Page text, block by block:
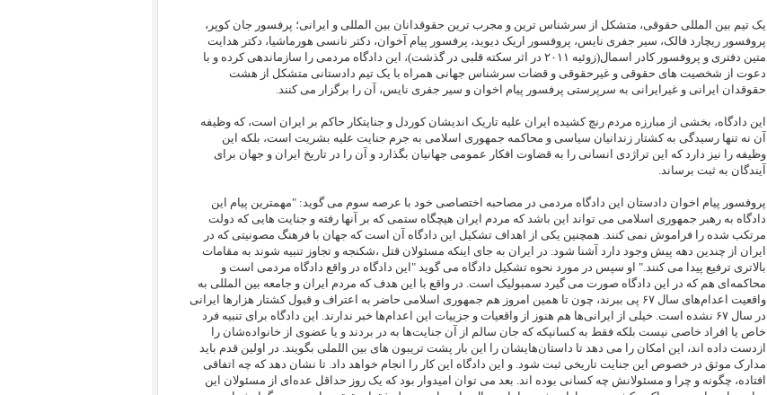
یک تیم بین المللی حقوقی، متشکل از سرشناس ترین و مجرب ترین حقوقدانان بین المللی و ایرانی؛ پرفسور جان کوپر،
پروفسور ریچارد فالک، سیر جفری نایس، پروفسور اریک دیوید، پرفسور پیام آخوان، دکتر نانسی هورماشیا، دکتر هدایت
متین دفتری و پروفسور کادر اسمال(زوئیه ۲۰۱۱ در اثر سکته قلبی در گذشت)، این دادگاه مردمی را سازماندهی کرده و با
دعوت از شخصیت های حقوقی و غیرحقوقی و قضات سرشناس جهانی همراه با یک تیم دادستانی متشکل از هشت
حقوقدان ایرانی و غیرایرانی به سرپرستی پرفسور پیام اخوان و سیر جفری نایس، آن را برگزار می کنند
این دادگاه، بخشی از مبارزه مردم رنچ کشیده ایران علیه تاریک اندیشان کوردل و جنایتکار حاکم بر ایران است، که وظیفه
آن نه تنها رسیدگی به کشتار زندانیان سیاسی و محاکمه جمهوری اسلامی به جرم جنایت علیه بشریت است، بلکه این
وظیفه را نیز دارد که این تراژدی انسانی را به قضاوت افکار عمومی جهانیان بگذارد و آن را در تاریخ ایران و جهان برای
آیندگان به ثبت برساند
پروفسور پیام اخوان دادستان این دادگاه مردمی در مصاحبه اختصاصی خود با عرصه سوم می گوید: "مهمترین پیام این
دادگاه به رهبر جمهوری اسلامی می تواند این باشد که مردم ایران هیچگاه ستمی که بر آنها رفته و جنایت هایی که دولت
مرتکب شده را فراموش نمی کنند. همچنین یکی از اهداف تشکیل این دادگاه آن است که جهان با فرهنگ مصونیتی که در
ایران از چندین دهه پیش وجود دارد آشنا شود. در ایران به جای اینکه مسئولان قتل ،شکنجه و تجاوز تنبیه شوند به مقامات
بالاتری ترفیع پیدا می کنند." او سپس در مورد نحوه تشکیل دادگاه می گوید "این دادگاه در واقع دادگاه مردمی است و
محاکمه‌ای هم که در این دادگاه صورت می گیرد سمبولیک است. در واقع با این هدف که مردم ایران و جامعه بین المللی به
واقعیت اعدام‌های سال ۶۷ پی ببرند، چون تا همین امروز هم جمهوری اسلامی حاضر به اعتراف و قبول کشتار هزار‌ها ایرانی
در سال ۶۷ نشده است. خیلی از ایرانی‌ها هم هنوز از واقعیات و جزییات این اعدام‌ها خبر ندارند. این دادگاه برای تنبیه فرد
خاص یا افراد خاصی نیست بلکه فقط به کسانیکه که جان سالم از آن جنایت‌ها به در بردند و یا عضوی از خانواده‌شان را
ازدست داده اند، این امکان را می دهد تا داستان‌هایشان را این بار پشت تریبون های بین اللملی بگویند. در اولین قدم باید
مدارک موثق در خصوص این جنایت تاریخی ثبت شود. و این دادگاه این کار را انجام خواهد داد. تا نشان دهد که چه اتفاقی
افتاده، چگونه و چرا و مسئولانش چه کسانی بوده اند. بعد می توان امیدوار بود که یک روز حداقل عده‌ای از مسئولان این